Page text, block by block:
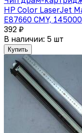
HP Color LaserJet
E87660 CMY,
392 ₽
В наличии: 5 шт
Купить